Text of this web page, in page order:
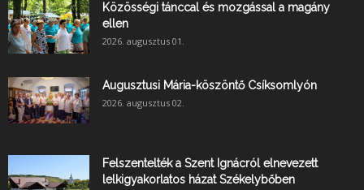
Közösségi tánccal és mozgással a magány
ellen
2026. augusztus 01.
Augusztusi Mária-köszöntő Csíksomlyón
2026. augusztus 02.
Felszentelték a Szent Ignácról elnevezett
lelkigyakorlatos házat Székelybőben